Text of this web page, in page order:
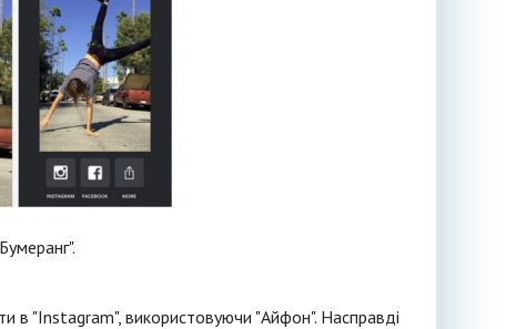
в "Instagram", використовуючи "Айфон". Насправді